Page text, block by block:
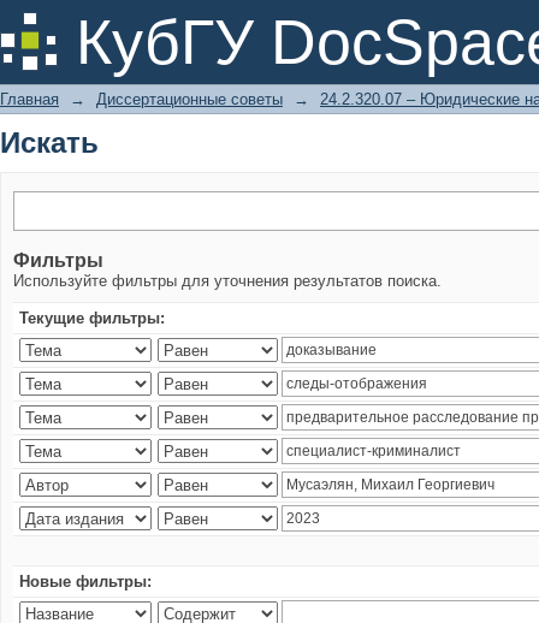
КубГУ
Искать
Главная → Диссертационные советы → 24.2.320.07 – Юридические
Искать
Фильтры
Используйте фильтры для уточнения результатов поиска.
Текущие фильтры:
Новые фильтры: